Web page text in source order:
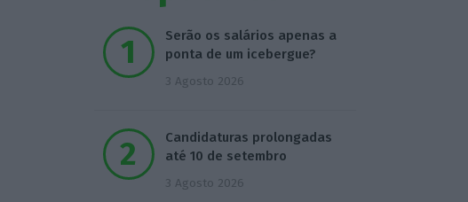
Serão os salários apenas a
ponta de um icebergue?
3 Agosto 2026
Candidaturas prolongadas
até 10 de setembro
3 Agosto 2026